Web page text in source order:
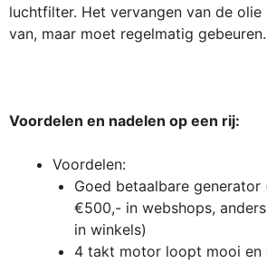
luchtfilter. Het vervangen van de
van, maar moet regelmatig gebeuren.
Voordelen en nadelen op een rij:
Voordelen:
Goed betaalbare generator
€500,- in webshops,
in winkels)
4 takt motor loopt mooi en